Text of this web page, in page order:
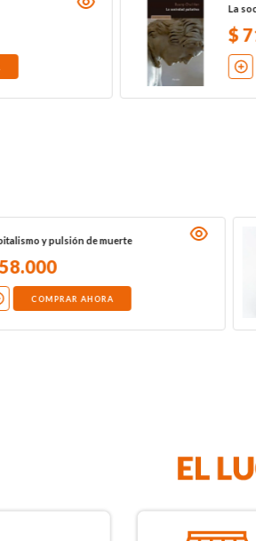
paliativa
y pulsión de muerte
58.000
COMPRAR AHORA